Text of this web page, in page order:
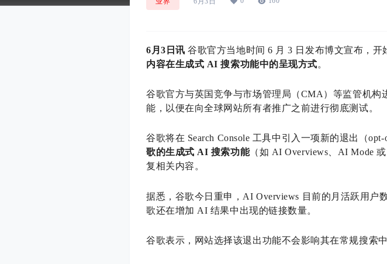
6月3日讯谷歌官方当地时间 6 月 3 日发布博文宣布，开
内容在生成式 AI 搜索功能中的呈现方式。
谷歌官方与英国竞争与市场管理局（CMA）等监管机
能，以便在向全球网站所有者推广之前进行彻底测试。
谷歌将在 Search Console 工具中引入一项新的退出（opt-
歌的生成式 AI 搜索功能（如 AI Overviews、AI Mode
复相关内容。
据悉，谷歌今日重申，AI Overviews 目前的月活跃用户
歌还在增加 AI 结果中出现的链接数量。
谷歌表示，网站选择该退出功能不会影响其在常规搜索